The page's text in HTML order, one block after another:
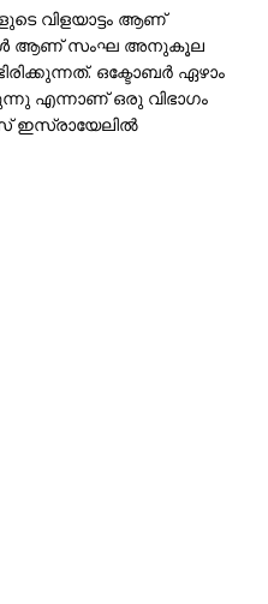
വിളയാട്ടം ആണ്
ആണ് സംഘ അനുകൂല
ഒക്ടോബർ ഏഴാം
എന്നാണ് ഒരു വിഭാഗം
ഇസ്രായേലിൽ